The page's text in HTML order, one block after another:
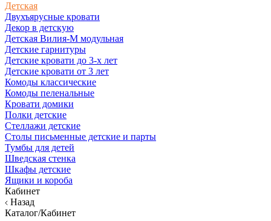
Детская
Двухъярусные кровати
Декор в детскую
Детская Вилия-М модульная
Детские гарнитуры
Детские кровати до 3-х лет
Детские кровати от 3 лет
Комоды классические
Комоды пеленальные
Кровати домики
Полки детские
Стеллажи детские
Столы письменные детские и парты
Тумбы для детей
Шведская стенка
Шкафы детские
Ящики и короба
Кабинет
Назад
Каталог/Кабинет